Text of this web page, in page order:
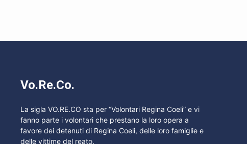
Vo.Re.Co.
La sigla VO.RE.CO sta per “Volontari Regina Coeli” e vi
fanno parte i volontari che prestano la loro opera a
favore dei detenuti di Regina Coeli, delle loro famiglie e
delle vittime del reato.